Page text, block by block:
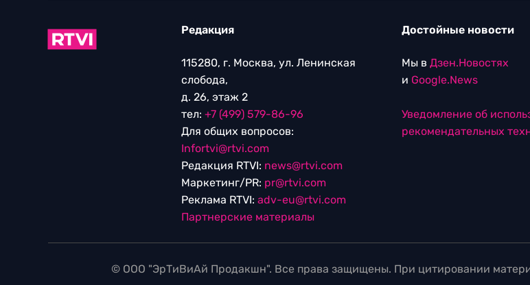
Редакция
115280, г. Москва, ул. Ленинская
слобода,
д. 26, этаж 2
тел: +7 (499) 579-86-96
Для общих вопросов:
Infortvi@rtvi.com
Редакция RTVI: news@rtvi.com
Маркетинг/PR: pr@rtvi.com
Реклама RTVI: adv-eu@rtvi.com
Партнерские материалы
Достойные новости
Мы в Дзен.Новостях
и Google.News
Уведомление об
рекомендательных
© ООО "ЭрТиВиАй Продакшн". Все права защищены. При цитировании